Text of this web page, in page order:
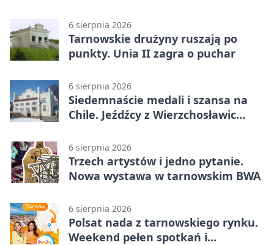
6 sierpnia 2026
Tarnowskie drużyny ruszają po
punkty. Unia II zagra o puchar
6 sierpnia 2026
Siedemnaście medali i szansa na
Chile. Jeźdźcy z Wierzchosławic
6 sierpnia 2026
Trzech artystów i jedno pytanie.
Nowa wystawa w tarnowskim BWA
6 sierpnia 2026
Polsat nada z tarnowskiego rynku.
Weekend pełen spotkań i